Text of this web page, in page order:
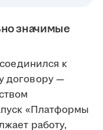
значимые
к
договору —
«Платформы
работу,